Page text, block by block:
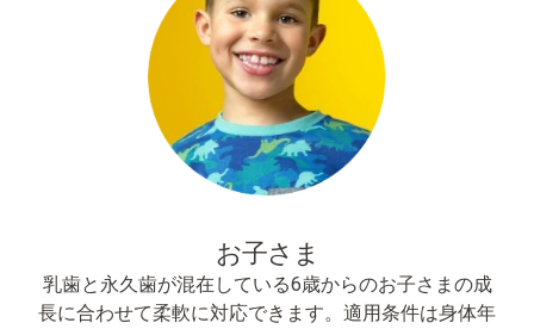
お子さま​
乳歯と永久歯が混在している6歳からのお子さまの成
長に合わせて柔軟に対応できます。​ 適用条件は身体年